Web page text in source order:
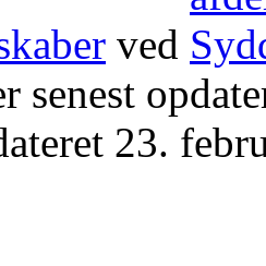
ved
senest
23.